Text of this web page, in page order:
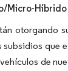
Micro-
otorgando
subsidios
de